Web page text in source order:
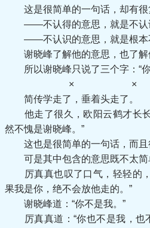
这是很简单的一句话，却有很
——不认得的意思，就是不认
——不认识的意思，就是根本不
谢晓峰了解他的意思，也了解
所以谢晓峰只说了三个字：“你
×
简传学走了，垂着头走了。
他走了很久，欧阳云鹤才长长
然不愧是谢晓峰。”
这也是很简单的一句话，而且
可是其中包含的意思既不太简
厉真真也叹了口气，轻轻的，
果我是你，绝不会放他走的。”
谢晓峰道：“你不是我。”
厉真真道：“你也不是我，也